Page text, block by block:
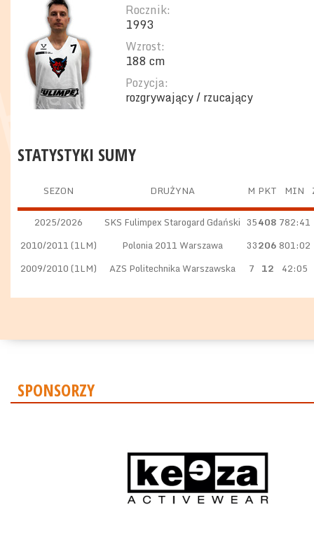
Rocznik:
1993
Wzrost:
188 cm
Pozycja:
rozgrywający / rzucający
STATYSTYKI SUMY
SEZON DRUŻYNA M PKT MIN
2025/2026 SKS Fulimpex Starogard Gdański 35408 782:41
2010/2011 (1LM)
Polonia 2011 Warszawa 33206 801:02
2009/2010 (1LM)
AZS Politechnika Warszawska 7 12 42:05
SPONSORZY